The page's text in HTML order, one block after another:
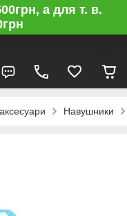
а для т. в.
Навушники